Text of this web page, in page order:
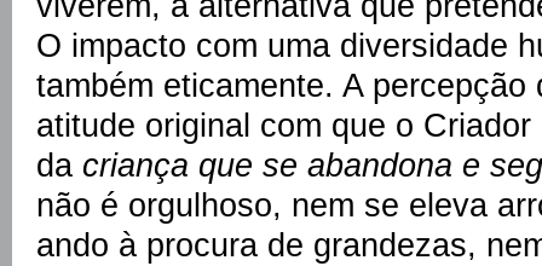
O impacto com uma diversidade
também eticamente. A
atitude original com que o
da criança que se abandona e
não é orgulhoso, nem se eleva
ando à procura de grandezas,